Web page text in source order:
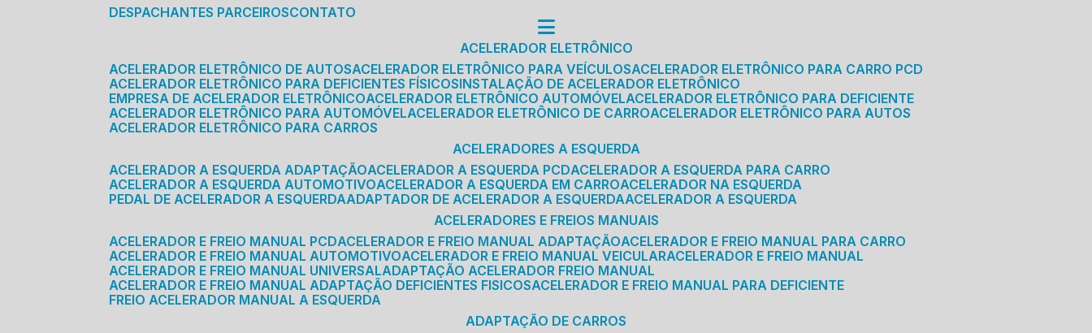
DESPACHANTES PARCEIROS
CONTATO
ACELERADOR ELETRÔNICO
ACELERADOR ELETRÔNICO DE AUTOS ACELERADOR ELETRÔNICO PARA VEÍCULOS ACELERADOR ELETRÔNICO PARA CARRO PCD
ACELERADOR ELETRÔNICO PARA DEFICIENTES FÍSICOS INSTALAÇÃO DE ACELERADOR ELETRÔNICO
EMPRESA DE ACELERADOR ELETRÔNICO ACELERADOR ELETRÔNICO AUTOMÓVEL ACELERADOR ELETRÔNICO PARA DEFICIENTE
ACELERADOR ELETRÔNICO PARA AUTOMÓVEL ACELERADOR ELETRÔNICO DE CARRO ACELERADOR ELETRÔNICO PARA AUTOS
ACELERADOR ELETRÔNICO PARA CARROS
ACELERADORES A ESQUERDA
ACELERADOR A ESQUERDA ADAPTAÇÃO ACELERADOR A ESQUERDA PCD ACELERADOR A ESQUERDA PARA CARRO
ACELERADOR A ESQUERDA AUTOMOTIVO ACELERADOR A ESQUERDA EM CARRO ACELERADOR NA ESQUERDA
PEDAL DE ACELERADOR A ESQUERDA
ADAPTADOR DE ACELERADOR A ESQUERDA ACELERADOR A ESQUERDA
ACELERADORES E FREIOS MANUAIS
ACELERADOR E FREIO MANUAL PCD ACELERADOR E FREIO MANUAL ADAPTAÇÃO ACELERADOR E FREIO MANUAL PARA CARRO
ACELERADOR E FREIO MANUAL AUTOMOTIVO ACELERADOR E FREIO MANUAL VEICULAR ACELERADOR E FREIO MANUAL
ACELERADOR E FREIO MANUAL UNIVERSAL
ADAPTAÇÃO ACELERADOR FREIO MANUAL
ACELERADOR E FREIO MANUAL ADAPTAÇÃO DEFICIENTES FISICOS ACELERADOR E FREIO MANUAL PARA DEFICIENTE
FREIO ACELERADOR MANUAL A ESQUERDA
ADAPTAÇÃO DE CARROS